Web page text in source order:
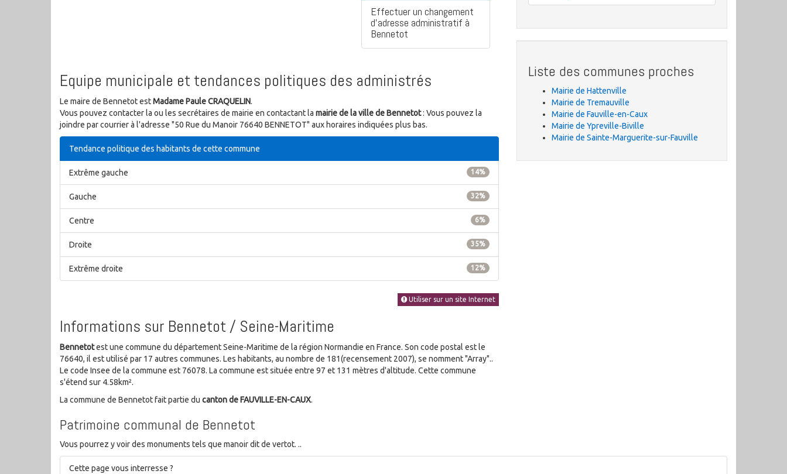
Effectuer un changement
d'adresse administratif à
Bennetot
Equipe municipale et tendances politiques des administrés
Le maire de Bennetot estMadame Paule CRAQUELIN.
Vous pouvez contacter la ou les secrétaires de mairie en contactant la mairie de la ville de Bennetot: Vous pouvez la
joindre par courrier à l'adresse "50 Rue du Manoir 76640 BENNETOT" aux horaires indiquées plus bas.
Tendance politique des habitants de cette commune
14%
Extrême gauche
32%
Gauche
6%
Centre
35%
Droite
12%
Extrême droite
Utiliser sur un site Internet
Informations sur Bennetot / Seine-Maritime
Bennetotest une commune du département Seine-Maritime de la région Normandie en France. Son code postal est le
76640, il est utilisé par 17 autres communes. Les habitants, au nombre de 181(recensement 2007), se nomment "Array"..
Le code Insee de la commune est 76078. La commune est située entre 97 et 131 mètres d'altitude. Cette commune
s'étend sur 4.58km².
La commune de Bennetot fait partie du canton de FAUVILLE-EN-CAUX.
Patrimoine communal de Bennetot
Vous pourrez y voir des monuments tels que manoir dit de vertot. ..
Liste des communes proches
Mairie de Hattenville
Mairie de Tremauville
Mairie de Fauville-en-Caux
Mairie de Ypreville-Biville
Mairie de Sainte-Marguerite-sur-Fauville
Cette page vous interresse ?